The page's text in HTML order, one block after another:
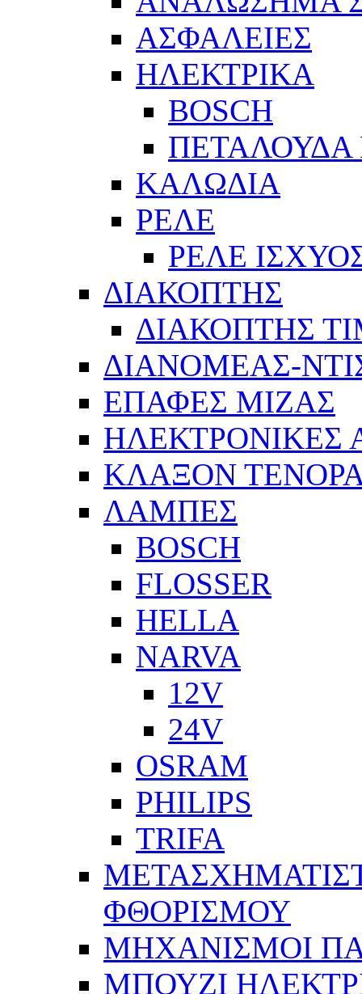
ΑΣΦΑΛΕΙΕΣ
ΗΛΕΚΤΡΙΚΑ
BOSCH
ΠΕΤΑΛΟΥΔΑ
ΚΑΛΩΔΙΑ
ΡΕΛΕ
ΡΕΛΕ
ΔΙΑΚΟΠΤΗΣ
ΔΙΑΚΟΠΤΗΣ
ΔΙΑΝΟΜΕΑΣ-
ΕΠΑΦΕΣ ΜΙΖΑΣ
ΗΛΕΚΤΡΟΝΙΚΕΣ
ΚΛΑΞΟΝ
ΛΑΜΠΕΣ
BOSCH
FLOSSER
HELLA
NARVA
12V
24V
OSRAM
PHILIPS
TRIFA
ΦΘΟΡΙΣΜΟΥ
ΜΗΧΑΝΙΣΜΟΙ
ΜΠΟΥΖΙ